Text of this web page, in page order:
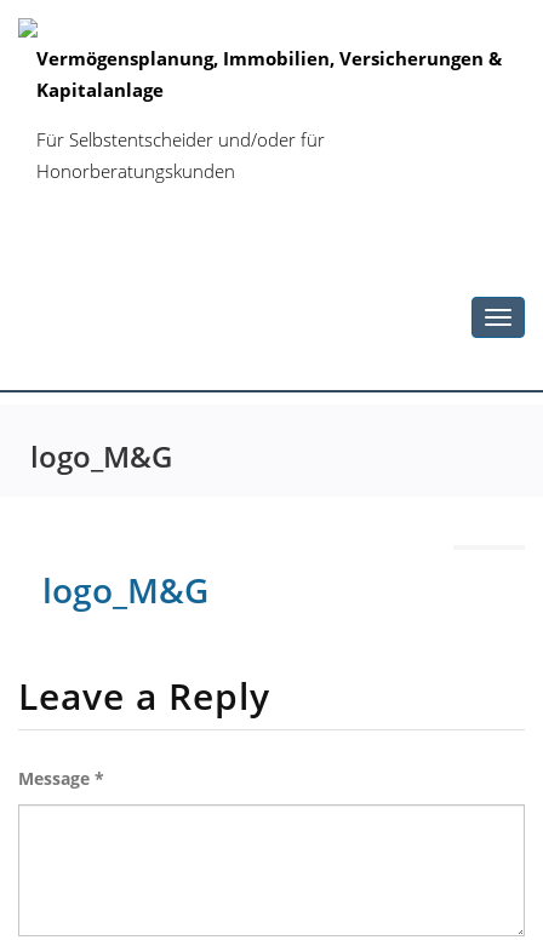
Vermögensplanung, Immobilien, Versicherungen &
Kapitalanlage
Für Selbstentscheider und/oder für
Honorberatungskunden
logo_M&G
logo_M&G
Leave a Reply
Message *